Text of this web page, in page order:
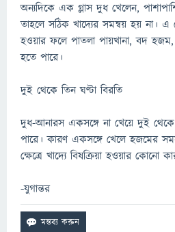
অন্যদিকে এক গ্লাস দুধ খেলেন,
তাহলে সঠিক খাদ্যের সমন্বয় হয় না। এ
হওয়ার ফলে পাতলা পায়খানা, বদ হজম,
হতে পারে।
দুই থেকে তিন ঘণ্টা বিরতি
দুধ-আনারস একসঙ্গে না খেয়ে দুই থেকে
পারে। কারণ একসঙ্গে খেলে হজমের
ক্ষেত্রে খাদ্যে বিষক্রিয়া হওয়ার কোনো
-যুগান্তর